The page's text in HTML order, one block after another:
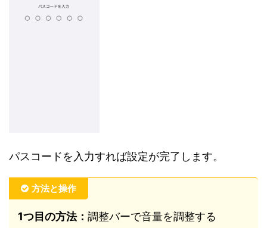
パスコードを入力すれば設定が完了します。
方法と操作
1つ目の方法： 調整バーで音量を調整する